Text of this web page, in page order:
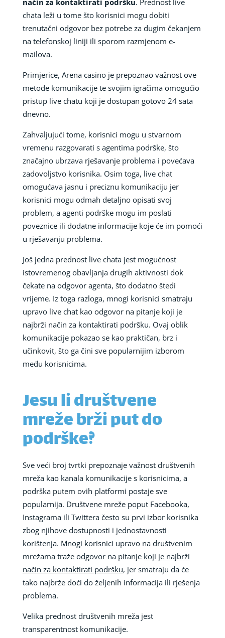
chata leži u tome što korisnici mogu dobiti
trenutačni odgovor bez potrebe za dugim čekanjem
na telefonskoj liniji ili sporom razmjenom e-
mailova.
Primjerice, Arena casino je prepoznao važnost ove
metode komunikacije te svojim igračima omogućio
pristup live chatu koji je dostupan gotovo 24 sata
dnevno.
Zahvaljujući tome, korisnici mogu u stvarnom
vremenu razgovarati s agentima podrške, što
značajno ubrzava rješavanje problema i povećava
zadovoljstvo korisnika. Osim toga, live chat
omogućava jasnu i preciznu komunikaciju jer
korisnici mogu odmah detaljno opisati svoj
problem, a agenti podrške mogu im poslati
poveznice ili dodatne informacije koje će im pomoći
u rješavanju problema.
Još jedna prednost live chata jest mogućnost
istovremenog obavljanja drugih aktivnosti dok
čekate na odgovor agenta, što dodatno štedi
vrijeme. Iz toga razloga, mnogi korisnici smatraju
upravo live chat kao odgovor na pitanje koji je
najbrži način za kontaktirati podršku. Ovaj oblik
komunikacije pokazao se kao praktičan, brz i
učinkovit, što ga čini sve popularnijim izborom
među korisnicima.
Jesu li društvene
mreže brži put do
podrške?
Sve veći broj tvrtki prepoznaje važnost društvenih
mreža kao kanala komunikacije s korisnicima, a
podrška putem ovih platformi postaje sve
popularnija. Društvene mreže poput Facebooka,
Instagrama ili Twittera često su prvi izbor korisnika
zbog njihove dostupnosti i jednostavnosti
korištenja. Mnogi korisnici upravo na društvenim
mrežama traže odgovor na pitanje koji je najbrži
način za kontaktirati podršku, jer smatraju da će
tako najbrže doći do željenih informacija ili rješenja
problema.
Velika prednost društvenih mreža jest
transparentnost komunikacije.